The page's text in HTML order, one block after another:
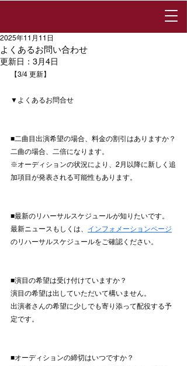
よくあるお問い合わせ
2025年11月11日
更新日： 3月4日
【3/4 更新】
▼よくあるお問合せ
■二曲目出演希望の場合、料金の割引はありますか？
二曲の場合、二倍になります。
※オーディションの状況により、2月以降に新しく追
加項目が発表される可能性もあります。
■最新のリハーサルスケジュールが知りたいです。
最新ニュースもしくは、 インフォメーションページ
のリハーサルスケジュールをご確認ください。
■演目の希望は受け付けていますか？
演目の希望は出していただいて構いません。
出演者さんの希望に少しでも寄り添って配役する予
定です。
■オーディションの締切はいつですか？